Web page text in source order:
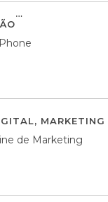
,
de Marketing